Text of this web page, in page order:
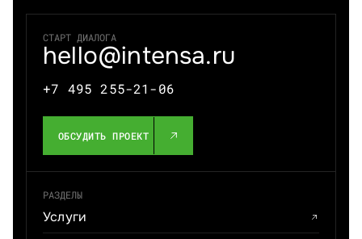
СТАРТ ДИАЛОГА
hello@intensa.ru
+7 495 255-21-06
ОБСУДИТЬ ПРОЕКТ
РАЗДЕЛЫ
Услуги